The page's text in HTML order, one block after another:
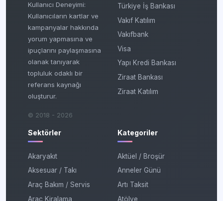
Kullanıcı Deneyimi:
Kullanıcıların kartlar ve
kampanyalar hakkında
yorum yapmasına ve
ipuçlarını paylaşmasına
olanak tanıyarak
topluluk odaklı bir
referans kaynağı
oluşturur.
© 2018 - 2026
Türkiye İş Bankası
Vakıf Katılım
Vakıfbank
Visa
Yapı Kredi Bankası
Ziraat Bankası
Ziraat Katılım
Sektörler
Akaryakıt
Aksesuar / Takı
Araç Bakım / Servis
Araç Kiralama
Kategoriler
Aktüel / Broşür
Anneler Günü
Artı Taksit
Atölye